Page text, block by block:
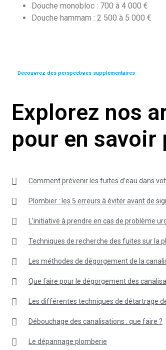
Douche monobloc : 700 à 4 000 €
Douche hammam : 2 500 à 5 000 €
Découvrez des perspectives supplémentaires
Explorez nos
pour en savoir
Comment prévenir les fuites d’eau dans
Plombier : les 5 erreurs à éviter avant de
L’initiative à prendre en cas de problème
Techniques de recherche des fuites sur la
Les méthodes de dégorgement de la
Que faire pour le dégorgement des
Les différentes techniques de détartrage
Débouchage des canalisations : que faire ?
Le dépannage plomberie